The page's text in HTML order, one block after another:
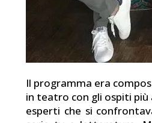
Il programma era
in teatro con gli ospiti
esperti che si